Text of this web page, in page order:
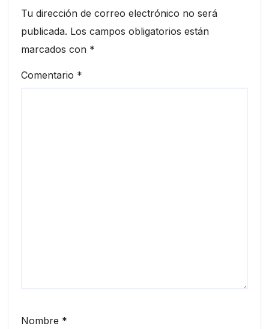
Tu dirección de correo electrónico no será
publicada. Los campos obligatorios están
marcados con *
Comentario *
Nombre *